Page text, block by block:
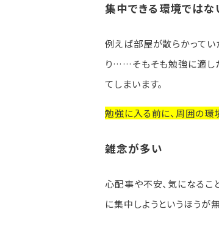
集中できる環境ではな
例えば部屋が散らかってい
り……そもそも勉強に適し
てしまいます。
勉強に入る前に、周囲の環
雑念が多い
心配事や不安、気になるこ
に集中しようというほうが